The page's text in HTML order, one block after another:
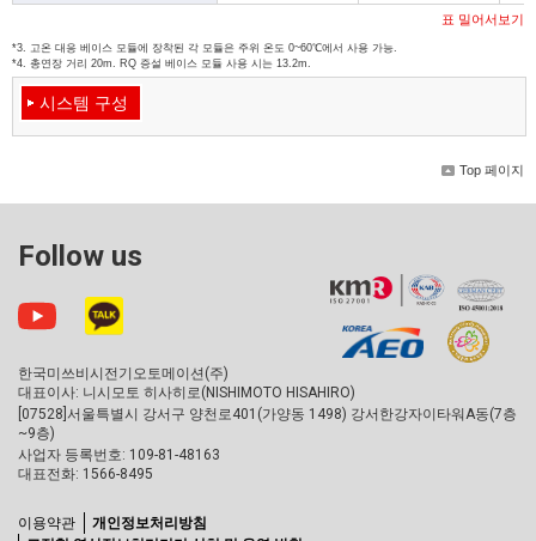
표 밀어서보기
*3. 고온 대응 베이스 모듈에 장착된 각 모듈은 주위 온도 0~60℃에서 사용 가능.
*4. 총연장 거리 20m. RQ 증설 베이스 모듈 사용 시는 13.2m.
시스템 구성
Top 페이지
Follow us
한국미쓰비시전기오토메이션(주)
대표이사: 니시모토 히사히로(NISHIMOTO HISAHIRO)
[07528]서울특별시 강서구 양천로401(가양동 1498) 강서한강자이타워A동(7층
~9층)
사업자 등록번호: 109-81-48163
대표전화: 1566-8495
이용약관
개인정보처리방침